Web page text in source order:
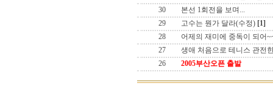
30
본선 1회전을 보며...
29
고수는 뭔가 달라(수정) [1]
28
어제의 재미에 중독이 되어
27
생애 처음으로 테니스 관전
26
2005부산오픈 출발